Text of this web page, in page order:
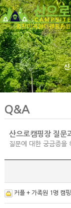
Q&A
산으로캠핑장 질문
질문에 대한 궁금증을
커플 + 가족원 1명 캠